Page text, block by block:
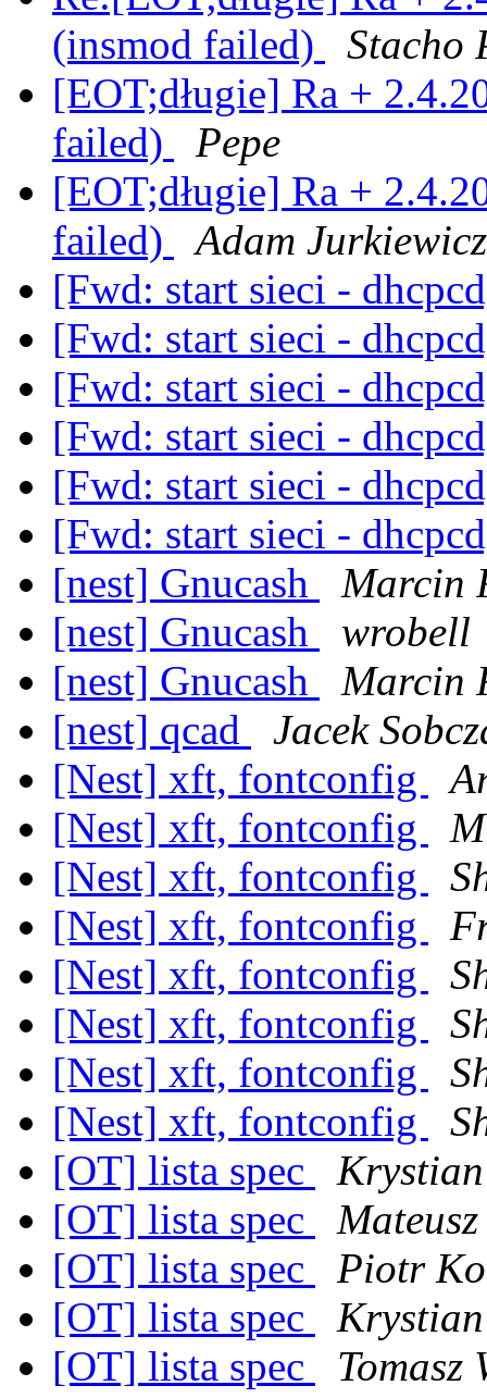
(insmod failed)
Stacho
[EOT;długie] Ra +
failed)
Pepe
[EOT;długie] Ra +
failed)
Adam Jurkiewicz
[Fwd: start sieci -
[Fwd: start sieci -
[Fwd: start sieci -
[Fwd: start sieci -
[Fwd: start sieci -
[Fwd: start sieci -
[nest] Gnucash
Marcin
[nest] Gnucash
wrobell
[nest] Gnucash
Marcin
[nest] qcad
Jacek
[Nest] xft, fontconfig
[Nest] xft, fontconfig
[Nest] xft, fontconfig
[Nest] xft, fontconfig
[Nest] xft, fontconfig
[Nest] xft, fontconfig
[Nest] xft, fontconfig
[Nest] xft, fontconfig
[OT] lista spec
Krystian
[OT] lista spec
[OT] lista spec
Piotr
[OT] lista spec
Krystian
[OT] lista spec
Tomasz